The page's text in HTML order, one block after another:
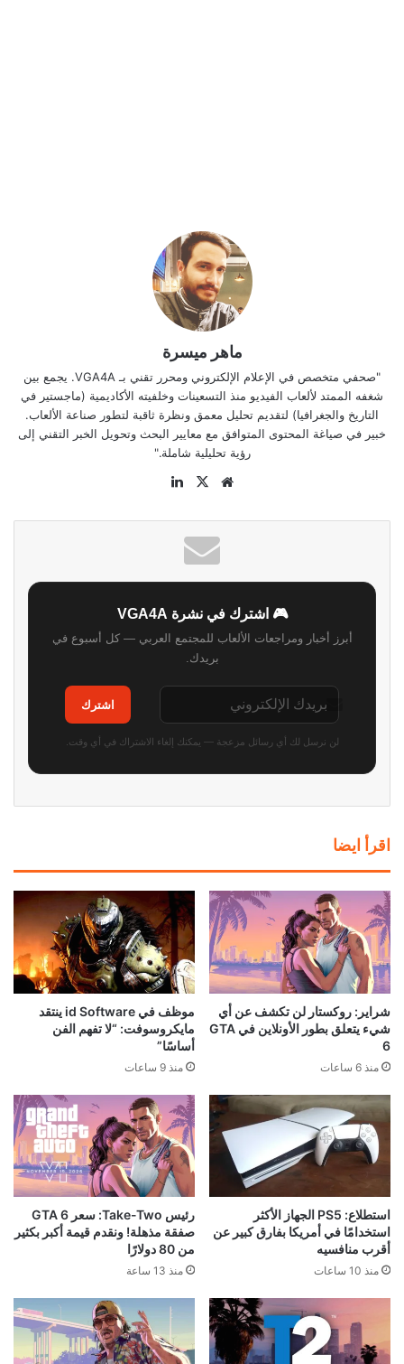
ماهر ميسرة
"صحفي متخصص في الإعلام الإلكتروني ومحرر تقني بـ VGA4A. يجمع بين
شغفه الممتد لألعاب الفيديو منذ التسعينات وخلفيته الأكاديمية (ماجستير في
التاريخ والجغرافيا) لتقديم تحليل معمق ونظرة ثاقبة لتطور صناعة الألعاب.
خبير في صياغة المحتوى المتوافق مع معايير البحث وتحويل الخبر التقني إلى
رؤية تحليلية شاملة."
موقع
‫X
🎮 اشترك في نشرة VGA4A
أبرز أخبار ومراجعات الألعاب للمجتمع العربي — كل أسبوع في
بريدك.
اشترك
لن نرسل لك أي رسائل مزعجة — يمكنك إلغاء الاشتراك في أي وقت.
اقرأ ايضا
شراير: روكستار لن تكشف عن أي
شيء يتعلق بطور الأونلاين في GTA
6
منذ 6 ساعات
موظف في id Software ينتقد
مايكروسوفت: “لا تفهم الفن
أساسًا”
منذ 9 ساعات
استطلاع: PS5 الجهاز الأكثر
استخدامًا في أمريكا بفارق كبير عن
أقرب منافسيه
منذ 10 ساعات
رئيس Take-Two: سعر GTA 6
صفقة مذهلة! ونقدم قيمة أكبر بكثير
من 80 دولارًا
منذ 13 ساعة